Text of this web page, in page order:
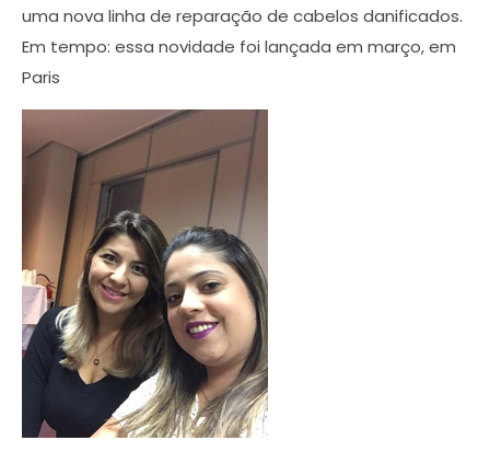
uma nova linha de reparação de cabelos danificados.
Em tempo: essa novidade foi lançada em março, em
Paris